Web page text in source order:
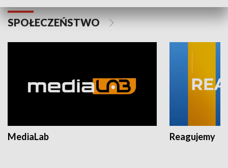
SPOŁECZEŃSTWO
MediaLab Reagujemy